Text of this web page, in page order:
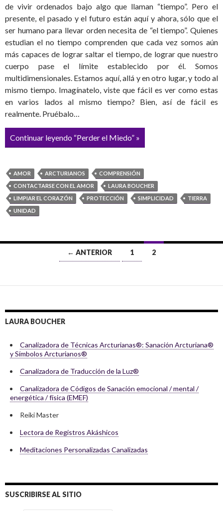
de vivir ordenados bajo algo que llaman “tiempo”. Pero el
presente, el pasado y el futuro están aquí y ahora, sólo que el
ser humano para llevar orden necesita de “el tiempo”. Quienes
estudian el no tiempo comprenden que cada vez somos aún
más capaces de lograr saltar el tiempo, de lograr que nuestro
cuerpo pase el límite establecido por él. Somos
multidimensionales. Estamos aquí, allá y en otro lugar, y todo al
mismo tiempo. Imagínatelo, viste que fácil es ver como estas
en varios lados al mismo tiempo? Bien, así de fácil es
realmente. Pruébalo…
Continuar leyendo “Perder el Miedo” »
AMOR ARCTURIANOS
COMPRENSIÓN
CONTACTARSE CON EL AMOR
LAURA BOUCHER
LIMPIAR EL CORAZÓN
PROTECCIÓN SIMPLICIDAD
TIERRA
UNIDAD
a
entradas
← ANTERIOR 1 2
LAURA BOUCHER
Canalizadora de Técnicas Arcturianas®: Sanación Arcturiana®
y Símbolos Arcturianos®
Canalizadora de Traducción de la Luz®
Canalizadora de Códigos de Sanación emocional / mental /
energética / física (EMEF)
Reiki Master
Lectora de Registros Akáshicos
Meditaciones Personalizadas Canalizadas
SUSCRIBIRSE AL SITIO